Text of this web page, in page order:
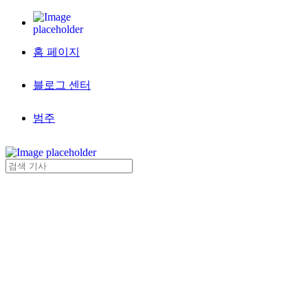
홈 페이지
블로그 센터
범주